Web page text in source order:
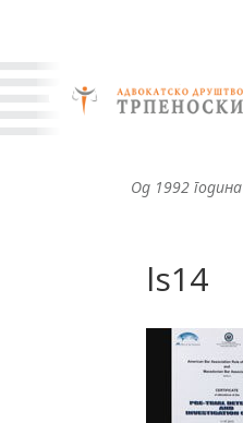
Од 1992 година
ls14